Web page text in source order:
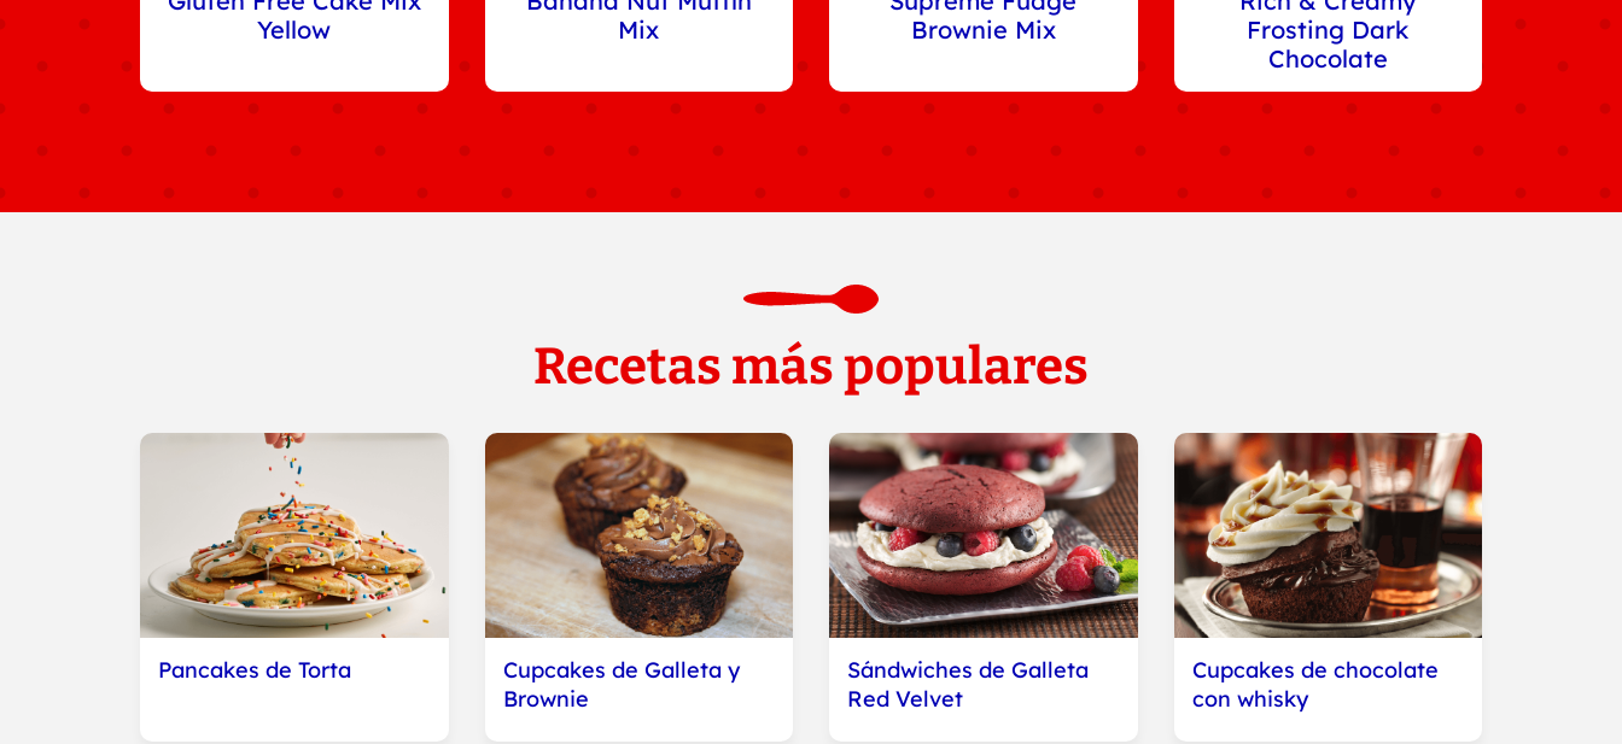
Yellow
Mix
Brownie Mix
Frosting Dark
Chocolate
Recetas más populares
Pancakes de Torta
Cupcakes de Galleta y
Brownie
Sándwiches de Galleta
Red Velvet
Cupcakes de chocolate
con whisky